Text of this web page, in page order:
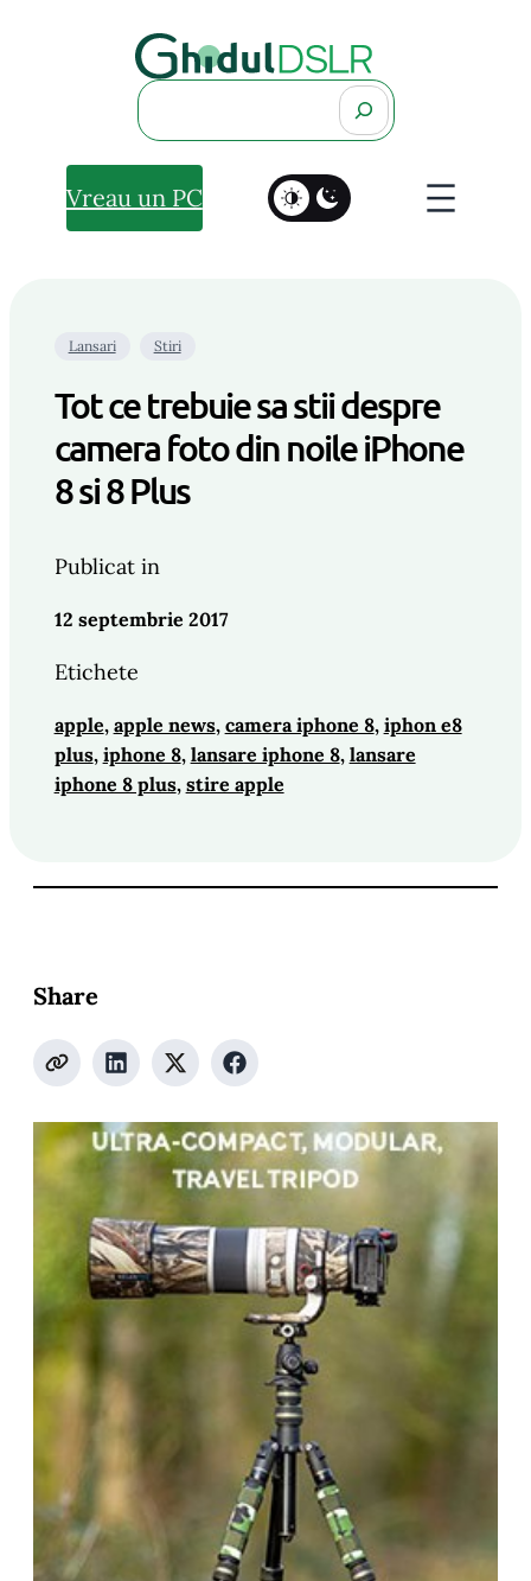
Search
Vreau un PC
Lansari Stiri
Tot ce trebuie sa stii despre
camera foto din noile iPhone
8 si 8 Plus
Publicat in
12 septembrie 2017
Etichete
apple, apple news, camera iphone 8, iphon e8
plus, iphone 8, lansare iphone 8, lansare
iphone 8 plus, stire apple
Share